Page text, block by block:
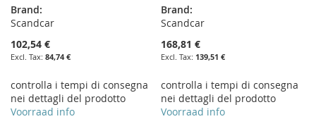
Brand:
Scandcar
102,54 €
84,74 €
controlla i tempi di consegna
nei dettagli del prodotto
Voorraad info
Brand:
Scandcar
168,81 €
139,51 €
controlla i tempi di consegna
nei dettagli del prodotto
Voorraad info